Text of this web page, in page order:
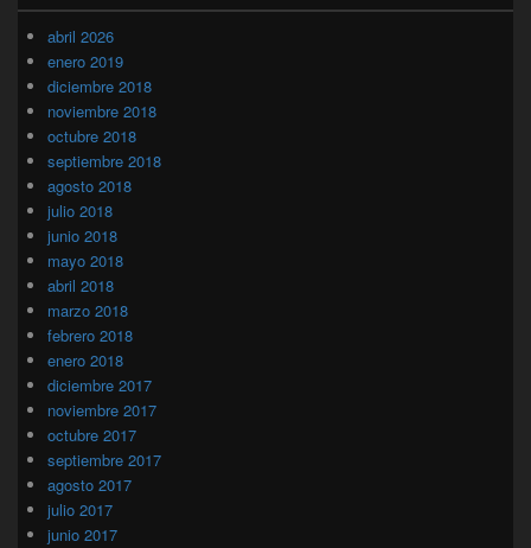
abril 2026
enero 2019
diciembre 2018
noviembre 2018
octubre 2018
septiembre 2018
agosto 2018
julio 2018
junio 2018
mayo 2018
abril 2018
marzo 2018
febrero 2018
enero 2018
diciembre 2017
noviembre 2017
octubre 2017
septiembre 2017
agosto 2017
julio 2017
junio 2017